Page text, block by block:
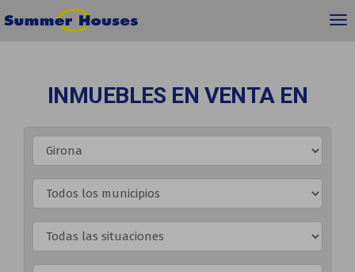
INMUEBLES EN VENTA EN